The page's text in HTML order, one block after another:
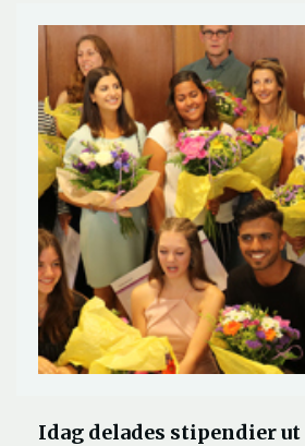
Idag delades stipendier